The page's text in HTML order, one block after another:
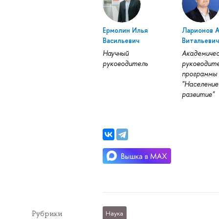
Ермолин Илья
Васильевич
Научный
руководитель
Ларионов
Витальевич
программы
развитие"
Рубрики Наука